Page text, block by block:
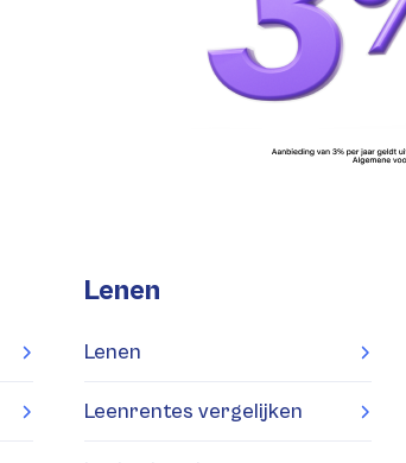
Lenen
Lenen
Leenrentes vergelijken